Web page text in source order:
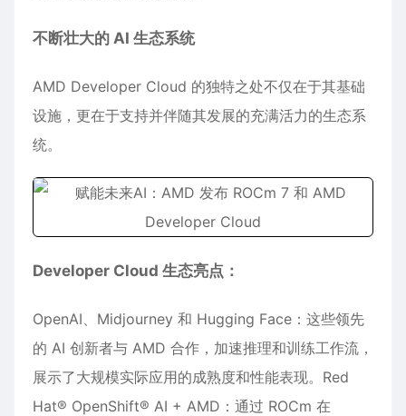
不断壮大的 AI 生态系统
AMD Developer Cloud 的独特之处不仅在于其基础
设施，更在于支持并伴随其发展的充满活力的生态系
统。
Developer Cloud 生态亮点：
OpenAI、Midjourney 和 Hugging Face：这些领先
的 AI 创新者与 AMD 合作，加速推理和训练工作流，
展示了大规模实际应用的成熟度和性能表现。Red
Hat® OpenShift® AI + AMD：通过 ROCm 在